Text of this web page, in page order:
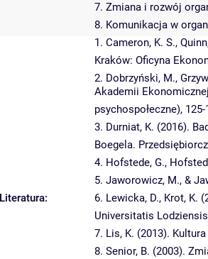
7. Zmiana i rozwój
8. Komunikacja w
Literatura:
1. Cameron, K. S.,
Kraków: Oficyna
2. Dobrzyński, M.,
Akademii
psychospołeczne), 125-
3. Durniat, K. (2016).
Boegela.
4. Hofstede, G.,
5. Jaworowicz, M., &
6. Lewicka, D., Krot, K.
Universitatis
7. Lis, K. (2013).
8. Senior, B. (2003).